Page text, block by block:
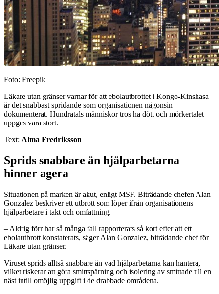
Foto: Freepik
Läkare utan gränser varnar för att ebolautbrottet i Kongo-Kinshasa
är det snabbast spridande som organisationen någonsin
dokumenterat. Hundratals människor tros ha dött och mörkertalet
uppges vara stort.
Text: Alma Fredriksson
Sprids snabbare än hjälparbetarna
hinner agera
Situationen på marken är akut, enligt MSF. Biträdande chefen Alan
Gonzalez beskriver ett utbrott som löper ifrån organisationens
hjälparbetare i takt och omfattning.
– Aldrig förr har så många fall rapporterats så kort efter att ett
ebolautbrott konstaterats, säger Alan Gonzalez, biträdande chef för
Läkare utan gränser.
Viruset sprids alltså snabbare än vad hjälparbetarna kan hantera,
vilket riskerar att göra smittspårning och isolering av smittade till en
näst intill omöjlig uppgift i de drabbade områdena.